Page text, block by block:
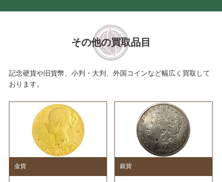
その他の買取品目
記念硬貨や旧貨幣、小判・大判、外国コインなど幅広く買取して
おります。
金貨 銀貨